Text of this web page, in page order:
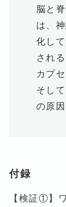
脳と
は、
化し
され
カプ
そし
の原
付録
【検証①】